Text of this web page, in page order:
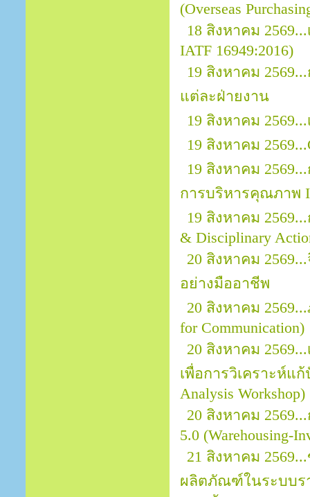
(Overseas
18 สิงหาคม
IATF 16949:2016)
19 สิงหาคม
แต่ละฝ่ายงาน
19 สิงหาคม
19 สิงหาคม
19 สิงหาคม
การบริหารคุณภาพ
19 สิงหาคม
& Disciplinary
20 สิงหาคม
อย่างมืออาชีพ
20 สิงหาคม
for Communication)
20 สิงหาคม
เพื่อการวิเคราะห์แ
Analysis Workshop)
20 สิงหาคม
5.0 (Warehousing-
21 สิงหาคม
ผลิตภัณฑ์ในระบบร